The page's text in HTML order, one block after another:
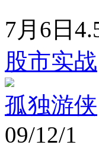
7月6日
股市实战
孤独游侠
09/12/1